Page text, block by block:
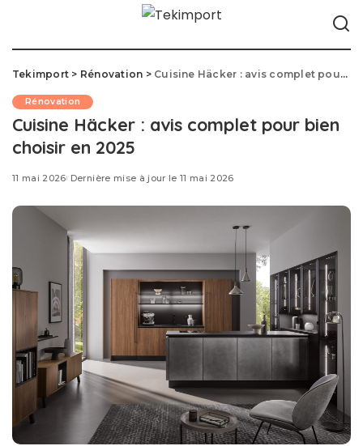
Tekimport > Rénovation > Cuisine Häcker : avis complet pour bien choisir en 2025
Rénovation
Cuisine Häcker : avis complet pour bien
choisir en 2025
11 mai 2026 Dernière mise à jour le 11 mai 2026